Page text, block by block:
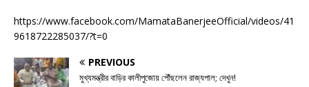
https://www.facebook.com/MamataBanerjeeOfficial/videos/41
9618722285037/?t=0
PREVIOUS
মুখ্যমন্ত্রীর বাড়ির কালীপুজোয় পৌঁছলেন রাজ্যপাল; দেখুন!